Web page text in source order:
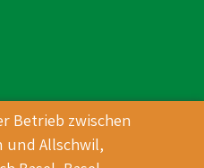
Betrieb zwischen
und Allschwil,